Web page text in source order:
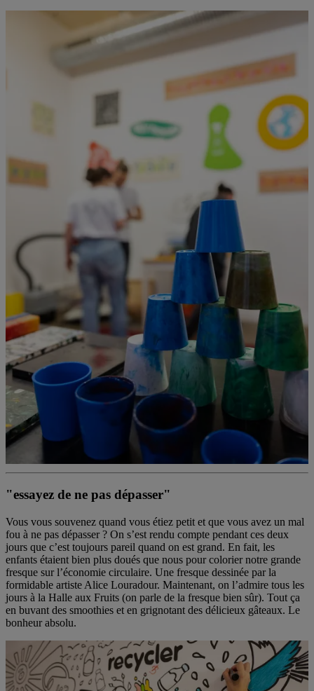
"essayez de ne pas dépasser"
Vous vous souvenez quand vous étiez petit et que vous avez un mal
fou à ne pas dépasser ? On s’est rendu compte pendant ces deux
jours que c’est toujours pareil quand on est grand. En fait, les
enfants étaient bien plus doués que nous pour colorier notre grande
fresque sur l’économie circulaire. Une fresque dessinée par la
formidable artiste Alice Louradour. Maintenant, on l’admire tous les
jours à la Halle aux Fruits (on parle de la fresque bien sûr). Tout ça
en buvant des smoothies et en grignotant des délicieux gâteaux. Le
bonheur absolu.